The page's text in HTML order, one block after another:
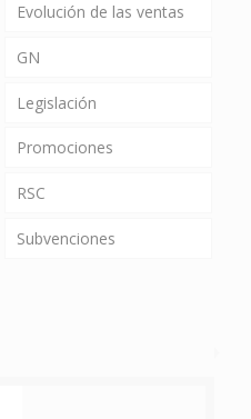
Evolución de las ventas
GN
Legislación
Promociones
RSC
Subvenciones